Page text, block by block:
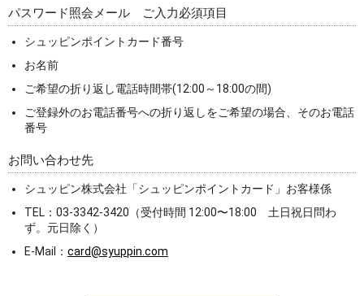
パスワード照会メール ご入力必須項目
シュッピンポイントカード番号
お名前
ご希望の折り返し電話時間帯(12:00～18:00の間)
ご登録外のお電話番号への折り返しをご希望の場合、そのお電話
番号
お問い合わせ先
シュッピン株式会社「シュッピンポイントカード」お客様係
TEL：03-3342-3420（受付時間 12:00〜18:00 土日祝日問わ
ず。元日除く）
E-Mail： card@syuppin.com